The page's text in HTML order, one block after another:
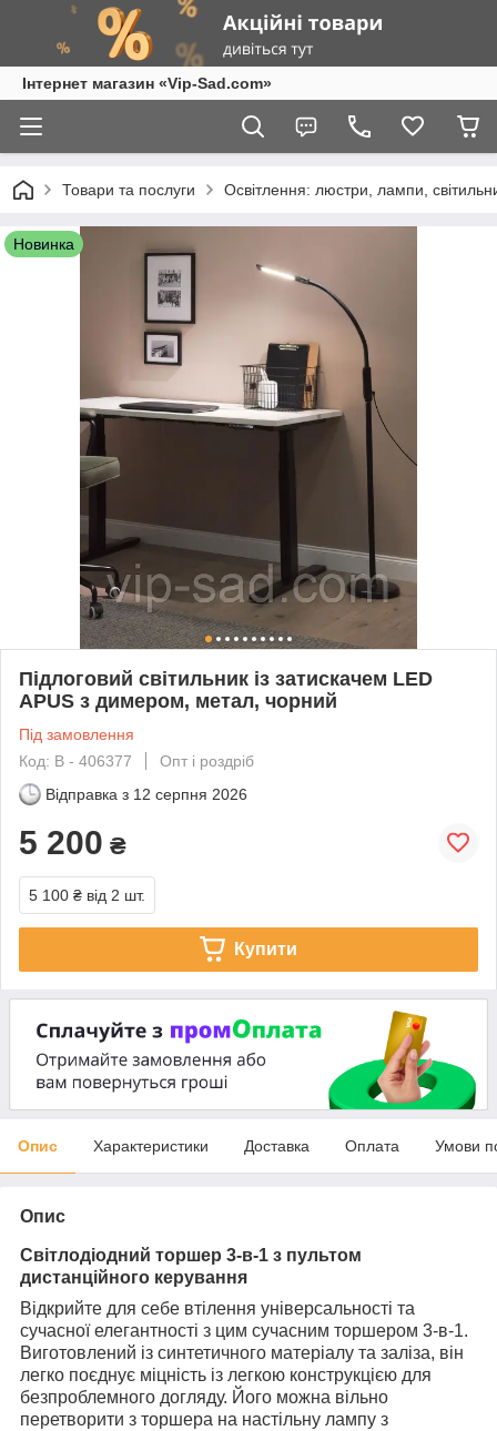
Інтернет магазин «Vip-Sad.com»
Товари та послуги Освітлення: люстри, лампи,
Новинка
Підлоговий світильник із затискачем LED
APUS з димером, метал, чорний
Під замовлення
Код: В - 406377
Опт і роздріб
Відправка з 12 серпня 2026
5 200 ₴
5 100 ₴ від 2 шт.
Купити
Опис Характеристики Доставка Оплата Умови
Опис
Світлодіодний торшер 3-в-1 з пультом
дистанційного керування
Відкрийте для себе втілення універсальності та
сучасної елегантності з цим сучасним торшером 3-в-1.
Виготовлений із синтетичного матеріалу та заліза, він
легко поєднує міцність із легкою конструкцією для
безпроблемного догляду. Його можна вільно
перетворити з торшера на настільну лампу з